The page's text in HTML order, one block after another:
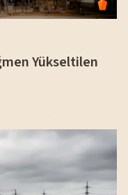
Yükseltilen